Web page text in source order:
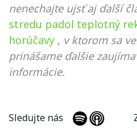
nenechajte ujsť aj ďalší
stredu padol teplotný
horúčavy , v ktorom sa
prinášame ďalšie
informácie.
Sledujte nás